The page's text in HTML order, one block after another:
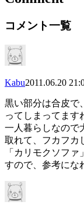
コメント一覧
Kabu2011.06.20
黒い部分は合皮で
ってしまってます
一人暮らしなので
取れて、フカフカ
「カリモクソフ
すので、参考にな